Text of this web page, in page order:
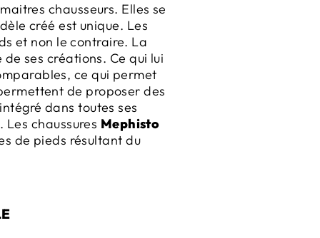
chausseurs. Elles se
créé est unique. Les
et non le contraire. La
ses créations. Ce qui lui
ce qui permet
de proposer des
dans toutes ses
chaussures Mephisto
de pieds résultant du